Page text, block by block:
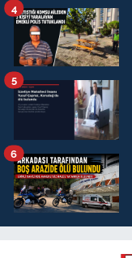
4
5
6